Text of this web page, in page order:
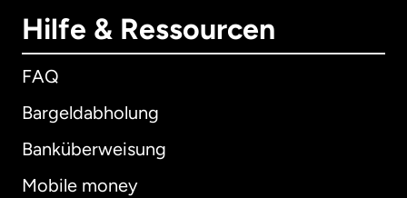
Hilfe & Ressourcen
FAQ
Bargeldabholung
Banküberweisung
Mobile money